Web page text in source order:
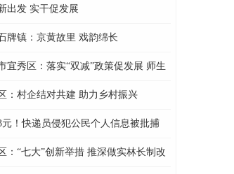
出发 实干促发展
牌镇：京黄故里 戏韵绵长
宜秀区：落实“双减”政策促发展 师生
”不尽的收获
：村企结对共建 助力乡村振兴
元！快递员侵犯公民个人信息被批捕
：“七大”创新举措 推深做实林长制改